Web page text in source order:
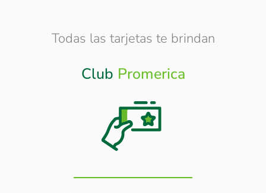
Todas las tarjetas te brindan
Club Promerica
OtrosBeneficios